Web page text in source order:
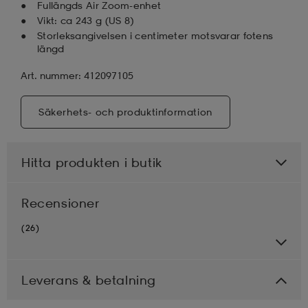
Fullängds Air Zoom-enhet
Vikt: ca 243 g (US 8)
Storleksangivelsen i centimeter motsvarar fotens
längd
Art. nummer: 412097105
Säkerhets- och produktinformation
Hitta produkten i butik
Recensioner
(26)
Leverans & betalning